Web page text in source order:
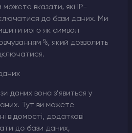
вказати, які IP-
до бази даних. Ми
його як символ
%, який дозволить
даних вона з’явиться у
Тут ви можете
відомості, додаткові
до бази даних,